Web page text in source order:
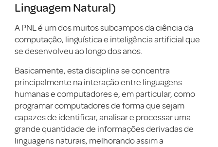
Linguagem Natural)
A PNL é um dos muitos subcampos da ciência da
computação, linguística e inteligência artificial que
se desenvolveu ao longo dos anos.
Basicamente, esta disciplina se concentra
principalmente na interação entre linguagens
humanas e computadores e, em particular, como
programar computadores de forma que sejam
capazes de identificar, analisar e processar uma
grande quantidade de informações derivadas de
linguagens naturais, melhorando assim a